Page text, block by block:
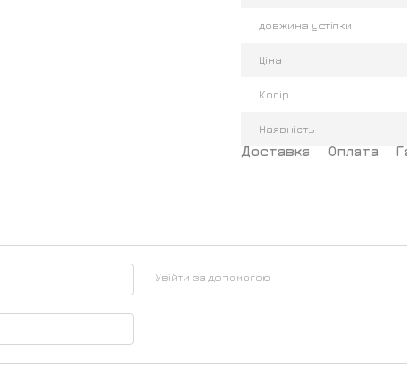
довжина устілки
Ціна
Колір
Наявність
Доставка Оплата
Увійти за допомогою